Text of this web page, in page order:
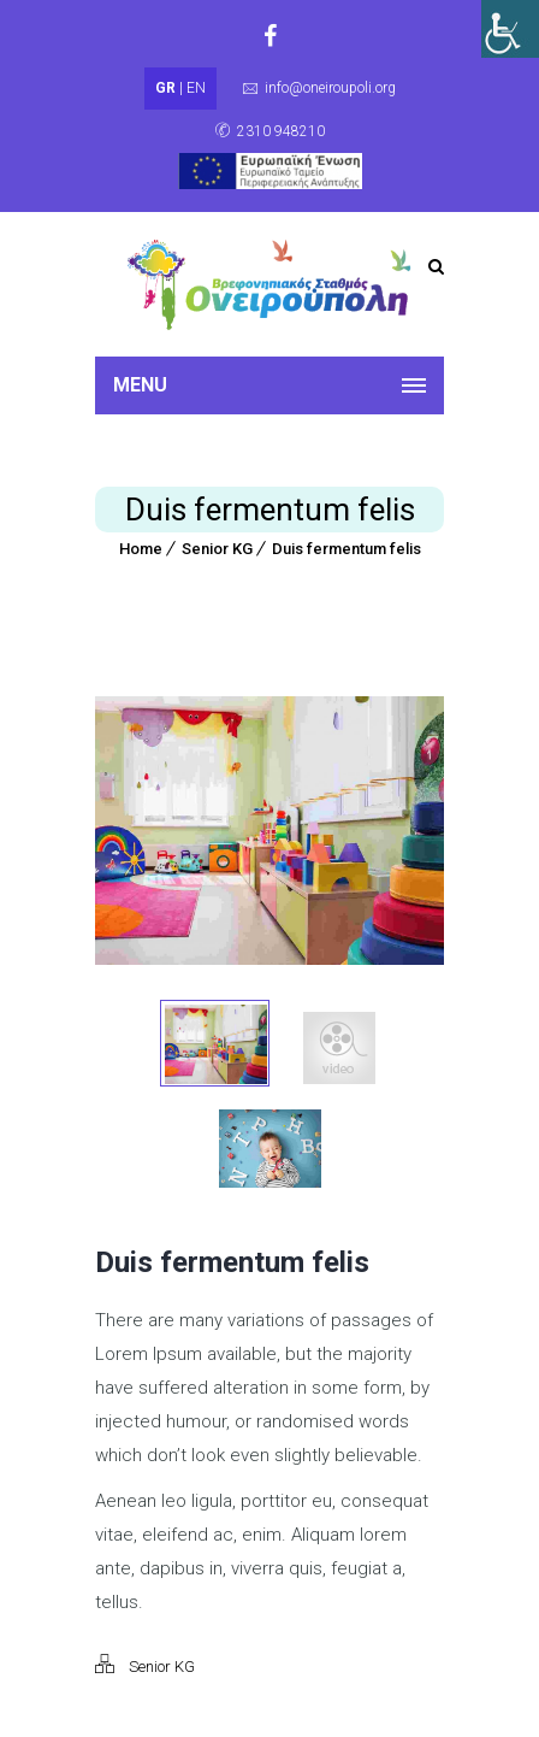
GR EN info@oneiroupoli.org
2310 948210
MENU
Duis fermentum felis
Home Senior KG Duis fermentum felis
Duis fermentum felis
There are many variations of passages of
Lorem Ipsum available, but the majority
have suffered alteration in some form, by
injected humour, or randomised words
which don’t look even slightly believable.
Aenean leo ligula, porttitor eu, consequat
vitae, eleifend ac, enim. Aliquam lorem
ante, dapibus in, viverra quis, feugiat a,
tellus.
Senior KG